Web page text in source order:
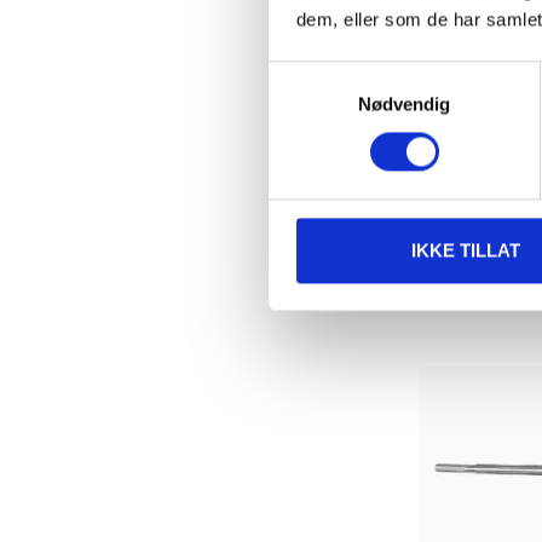
dem, eller som de har
Nødvendig
IKKE TILLAT
449,-
19-2026
65varehus